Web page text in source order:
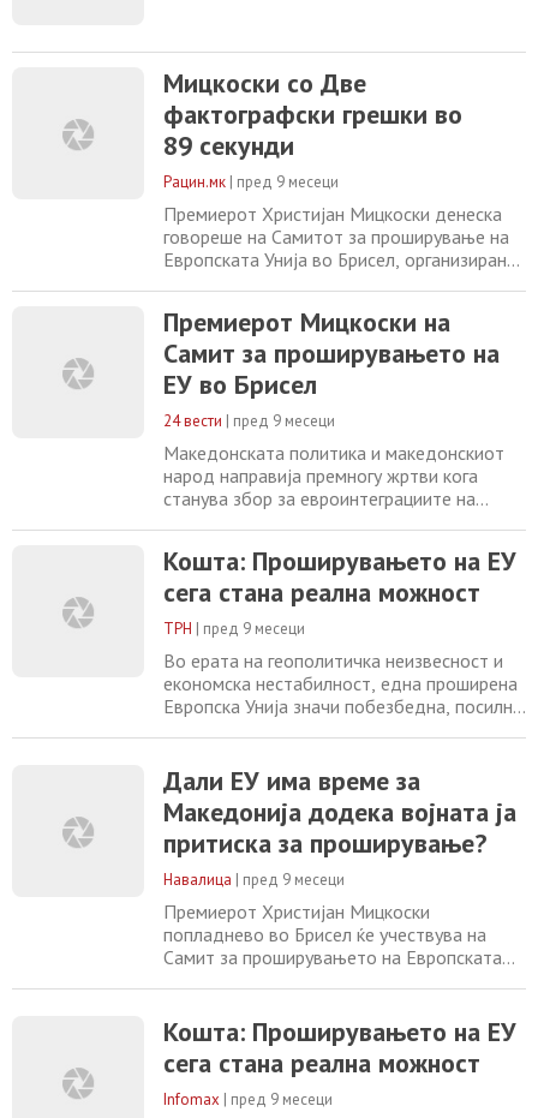
Мицкоски со Две
фактографски грешки во
89 секунди
Рацин.мк | пред 9 месеци
Премиерот Христијан Мицкоски денеска
говореше на Самитот за проширување на
Европската Унија во Брисел, организиран
земјите кандидатки. Во своето обраќање,
Мицкоски погрешно изјави дека „во време
на Преспанскиот договор било ветено
членство во Европската Унија за 4 до 5
години“,
Премиерот Мицкоски на
Самит за проширувањето на
ЕУ во Брисел
24 вести | пред 9 месеци
Македонската политика и македонскиот
народ направија премногу жртви кога
станува збор за евроинтеграциите на
во Брисел на кој учествуваат земји од
Западен Балкан. За меѓусоседските односи
со Бугарија и населението кое се
декларира како Бугари во земјава,
Мицкоски истакна
Кошта: Проширувањето на ЕУ
сега стана реална можност
ТРН | пред 9 месеци
Во ерата на геополитичка неизвесност и
економска нестабилност, една проширена
Европска Унија значи побезбедна, посилна
инвестиција што можеме да ја направиме
денес за нашата иднина, порача
претседателот на Европскиот совет,
Антонио Кошта во обраќањето на
Дали ЕУ има време за
Македонија додека војната ја
притиска за проширување?
Навалица | пред 9 месеци
Премиерот Христијан Мицкоски
попладнево во Брисел ќе учествува на
Самит за проширувањето на Европската
високи претставници на ЕУ и на земјите
кандидати за членство ќе разговараат за
иднината на европската интеграција.
Станува збор за прв настан од ваков тип
Кошта: Проширувањето на ЕУ
сега стана реална можност
Infomax | пред 9 месеци